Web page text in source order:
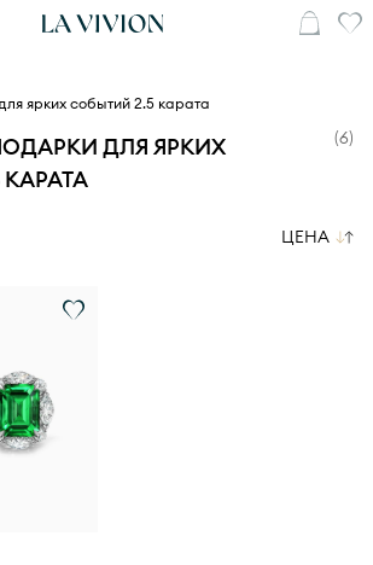
ярких событий 2.5 карата
ДЛЯ ЯРКИХ
(6)
ЦЕНА